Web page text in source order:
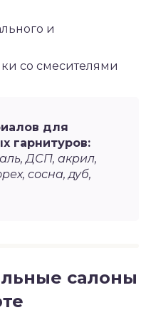
и
со смесителями
для
гарнитуров:
ДСП, акрил,
сосна, дуб,
салоны